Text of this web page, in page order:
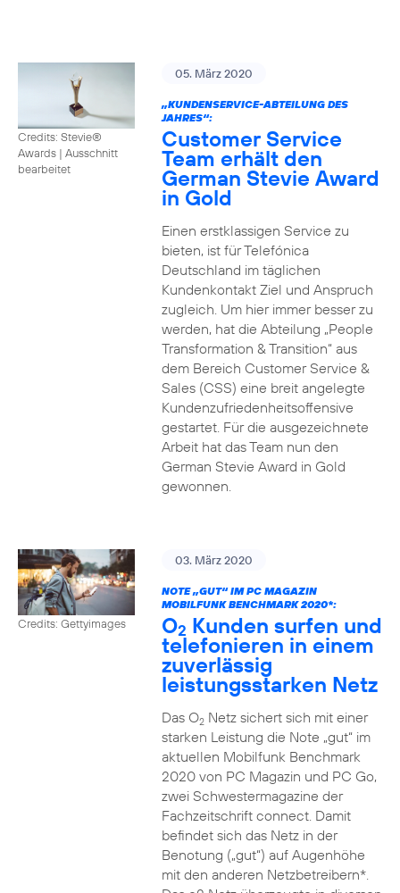
Credits: Stevie®
Awards | Ausschnitt
bearbeitet
05. März 2020
„KUNDENSERVICE-ABTEILUNG DES
JAHRES“:
Customer Service
Team erhält den
German Stevie Award
in Gold
Einen erstklassigen Service zu
bieten, ist für Telefónica
Deutschland im täglichen
Kundenkontakt Ziel und Anspruch
zugleich. Um hier immer besser zu
werden, hat die Abteilung „People
Transformation & Transition“ aus
dem Bereich Customer Service &
Sales (CSS) eine breit angelegte
Kundenzufriedenheitsoffensive
gestartet. Für die ausgezeichnete
Arbeit hat das Team nun den
German Stevie Award in Gold
gewonnen.
Credits: Gettyimages
03. März 2020
NOTE „GUT“ IM PC MAGAZIN
MOBILFUNK BENCHMARK 2020*:
O2 Kunden surfen und
telefonieren in einem
zuverlässig
leistungsstarken Netz
Das O2Netz sichert sich mit einer
starken Leistung die Note „gut“ im
aktuellen Mobilfunk Benchmark
2020 von PC Magazin und PC Go,
zwei Schwestermagazine der
Fachzeitschrift connect. Damit
befindet sich das Netz in der
Benotung („gut“) auf Augenhöhe
mit den anderen Netzbetreibern*.